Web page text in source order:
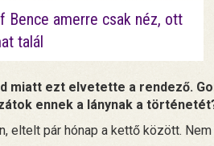
Bence amerre csak néz, ott
talál
miatt ezt elvetette a rendező.
ennek a lánynak a
eltelt pár hónap a kettő között.